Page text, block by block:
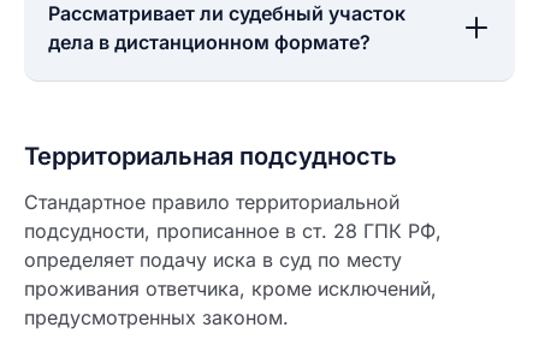
Рассматривает ли судебный участок
дела в дистанционном формате?
Территориальная подсудность
Стандартное правило территориальной
подсудности, прописанное в ст. 28 ГПК РФ,
определяет подачу иска в суд по месту
проживания ответчика, кроме исключений,
предусмотренных законом.